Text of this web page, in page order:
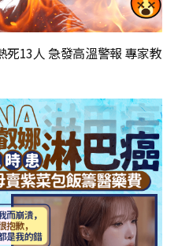
13人 急發高溫警報 專家教